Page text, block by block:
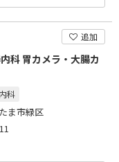
追加
科 胃カメラ・大腸カ
内科
ま市緑区